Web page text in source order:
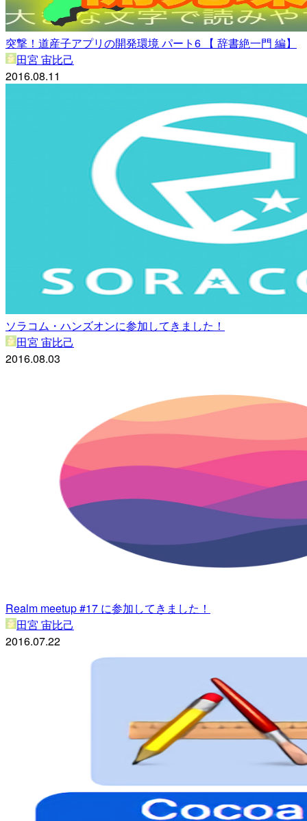
突撃！道産子アプリの開発環境 パート6 【 辞書絶一門 編】
田宮 宙比己
2016.08.11
ソラコム・ハンズオンに参加してきました！
田宮 宙比己
2016.08.03
Realm meetup #17 に参加してきました！
田宮 宙比己
2016.07.22